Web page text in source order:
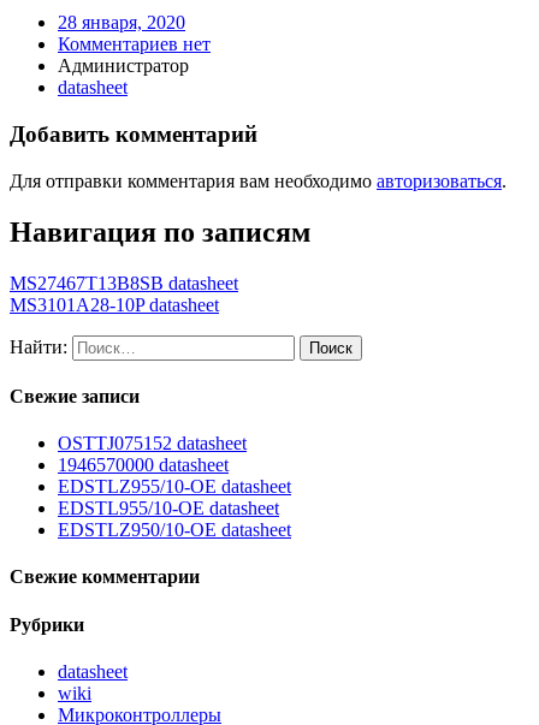
28 января, 2020
Комментариев нет
Администратор
datasheet
Добавить комментарий
Для отправки комментария вам необходимо авторизоваться.
Навигация по записям
MS27467T13B8SB datasheet
MS3101A28-10P datasheet
Найти:
Свежие записи
OSTTJ075152 datasheet
1946570000 datasheet
EDSTLZ955/10-OE datasheet
EDSTL955/10-OE datasheet
EDSTLZ950/10-OE datasheet
Свежие комментарии
Рубрики
datasheet
wiki
Микроконтроллеры